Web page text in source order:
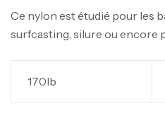
Ce nylon est étudié pour les
surfcasting, silure ou encore
170lb